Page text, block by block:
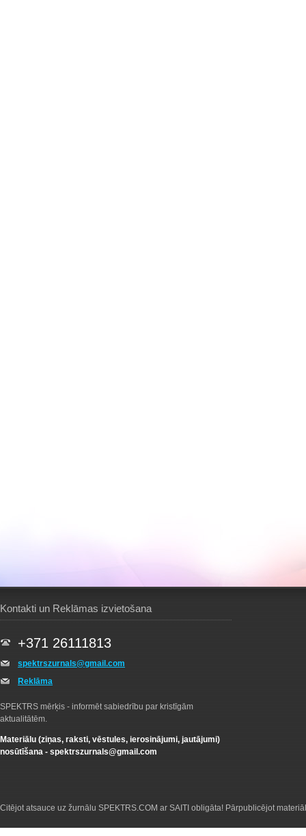
Kontakti un Reklāmas izvietošana
+371 26111813
spektrszurnals@gmail.com
Reklāma
SPEKTRS mērķis - informēt sabiedrību par kristīgām
aktualitātēm.
Materiālu (ziņas, raksti, vēstules, ierosinājumi, jautājumi)
nosūtīšana - spektrszurnals@gmail.com
Citējot atsauce uz žurnālu SPEKTRS.COM ar SAITI obligāta! Pārpublicējot